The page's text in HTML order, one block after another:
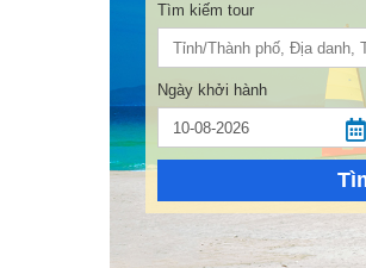
Tìm kiếm tour
Ngày khởi hành